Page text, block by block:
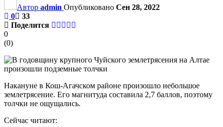
Автор admin Опубликовано Сен 28, 2022
0
33
Поделится
0
(0)
Накануне в Кош-Агачском районе произошло небольшое
землетрясение. Его магнитуда составила 2,7 баллов, поэтому
толчки не ощущались.
Сейчас читают: